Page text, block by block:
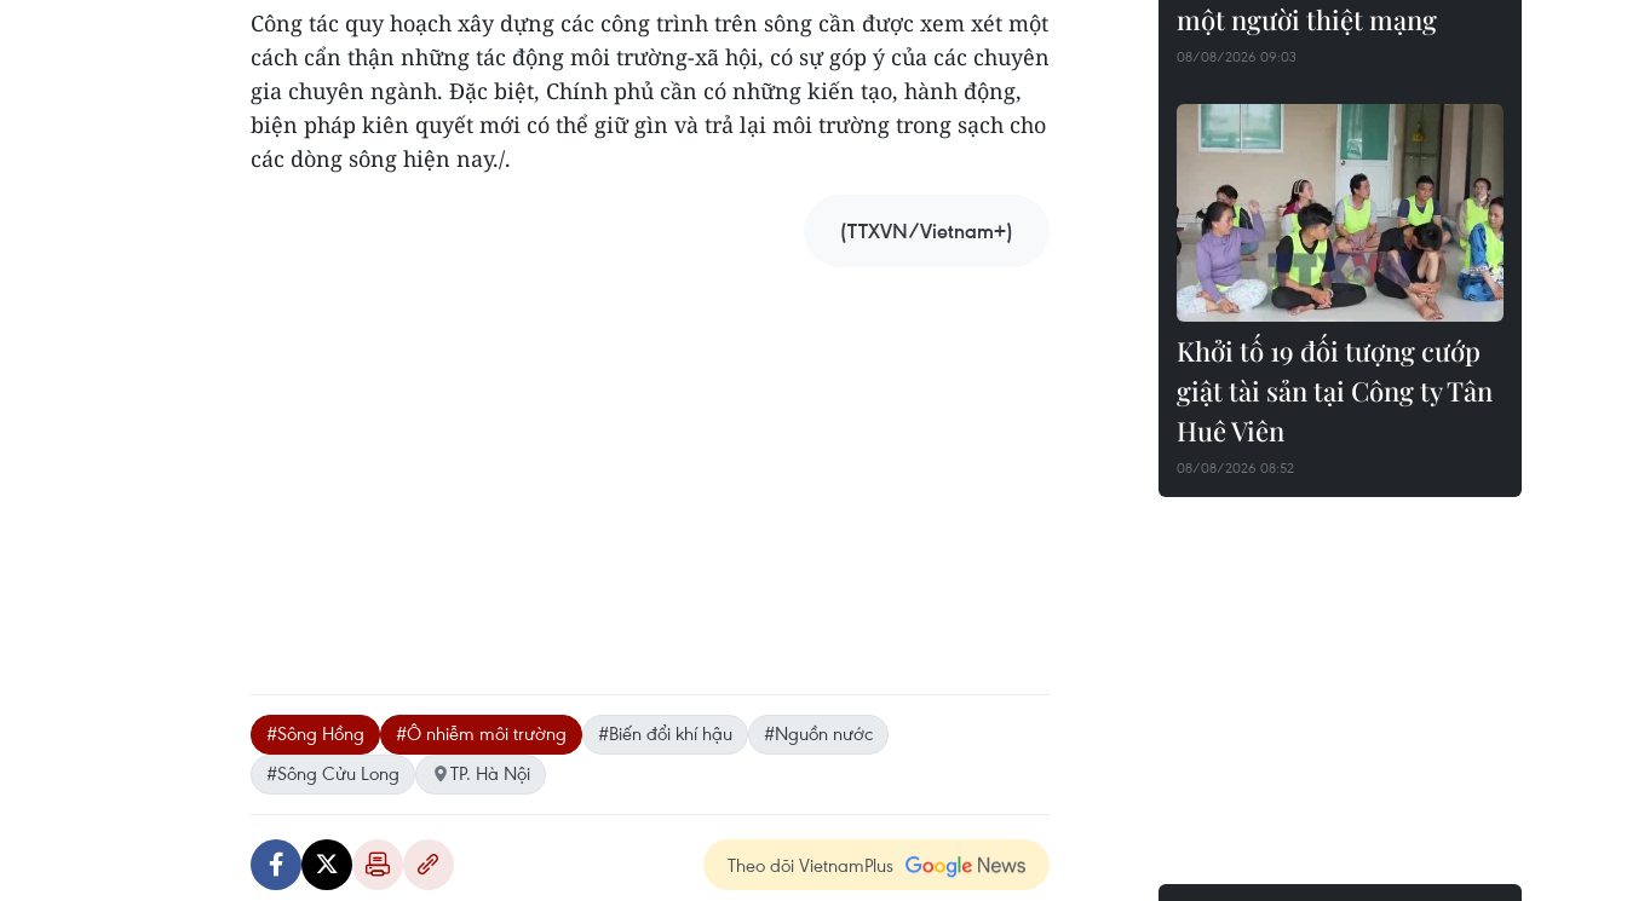
Công tác quy hoạch xây dựng các công trình trên sông cần được xem xét một
cách cẩn thận những tác động môi trường-xã hội, có sự góp ý của các chuyên
gia chuyên ngành. Đặc biệt, Chính phủ cần có những kiến tạo, hành động,
biện pháp kiên quyết mới có thể giữ gìn và trả lại môi trường trong sạch cho
các dòng sông hiện nay./.
(TTXVN/Vietnam+)
#Sông Hồng #Ô nhiễm môi trường #Biến đổi khí hậu
#Nguồn nước
#Sông Cửu Long
TP. Hà Nội
Theo dõi VietnamPlus
một người thiệt mạng
08/08/2026 09:03
Khởi tố 19 đối tượng cướp
giật tài sản tại Công ty Tân
Huê Viên
08/08/2026 08:52